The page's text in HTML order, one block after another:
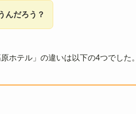
んだろう？
ホテル」の違いは以下の4つでした。